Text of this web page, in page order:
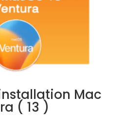
Mac
( 13 )